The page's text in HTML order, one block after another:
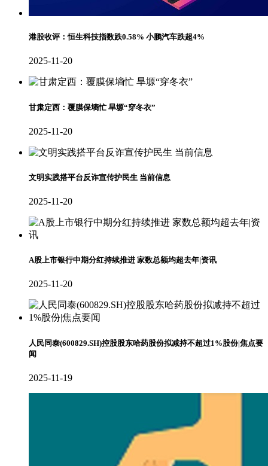
港股收评：恒生科技指数跌0.58% 小鹏汽车跌超4%
2025-11-20
甘肃定西：覆膜保墒忙 旱塬“穿冬衣”
2025-11-20
文明实践搭平台反诈宣传护民生 当前信息
2025-11-20
A股上市银行中期分红持续推进 家数总额均超去年|资讯
2025-11-20
人民同泰(600829.SH)控股股东哈药股份拟减持不超过1%股份|焦点要
闻
2025-11-19